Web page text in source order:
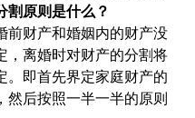
割原则是什么？
前财产和婚姻内的财产没
，离婚时对财产的分割将
。即首先界定家庭财产的
然后按照一半一半的原则